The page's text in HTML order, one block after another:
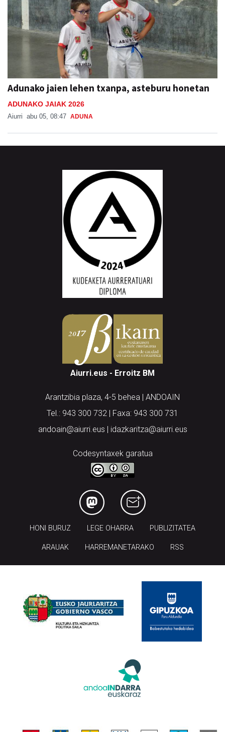
Adunako jaien lehen txanpa, asteburu honetan
ADUNAKO JAIAK 2026
Aiurri abu 05, 08:47 ADUNA
Aiurri.eus - Erroitz BM
Arantzibia plaza, 4-5 behea | ANDOAIN
Tel.: 943 300 732 | Faxa: 943 300 731
andoain@aiurri.eus | idazkaritza@aiurri.eus
Codesyntaxek garatua
HONI BURUZ LEGE OHARRA PUBLIZITATEA
ARAUAK HARREMANETARAKO RSS